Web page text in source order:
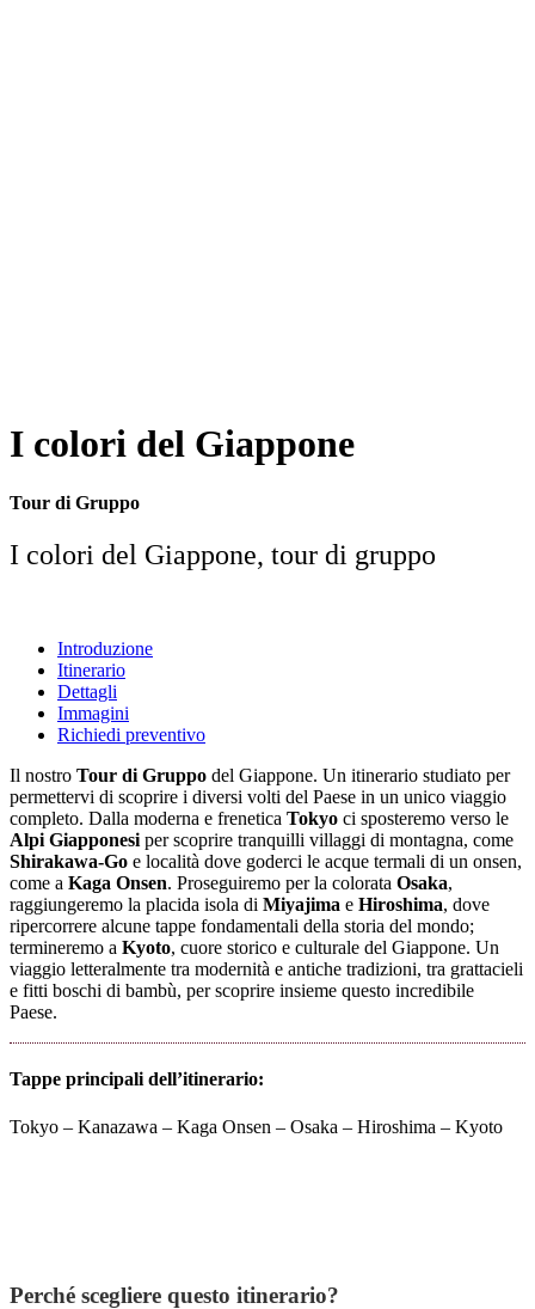
I colori del Giappone
Tour di Gruppo
I colori del Giappone, tour di gruppo
Introduzione
Itinerario
Dettagli
Immagini
Richiedi preventivo
Il nostro Tour di Gruppo del Giappone. Un itinerario studiato per
permettervi di scoprire i diversi volti del Paese in un unico viaggio
completo. Dalla moderna e frenetica Tokyo ci sposteremo verso le
Alpi Giapponesi per scoprire tranquilli villaggi di montagna, come
Shirakawa-Go e località dove goderci le acque termali di un onsen,
come a Kaga Onsen. Proseguiremo per la colorata Osaka,
raggiungeremo la placida isola di Miyajima e Hiroshima, dove
ripercorrere alcune tappe fondamentali della storia del mondo;
termineremo a Kyoto, cuore storico e culturale del Giappone. Un
viaggio letteralmente tra modernità e antiche tradizioni, tra grattacieli
e fitti boschi di bambù, per scoprire insieme questo incredibile
Paese.
Tappe principali dell’itinerario:
Tokyo – Kanazawa – Kaga Onsen – Osaka – Hiroshima – Kyoto
Perché scegliere questo itinerario?